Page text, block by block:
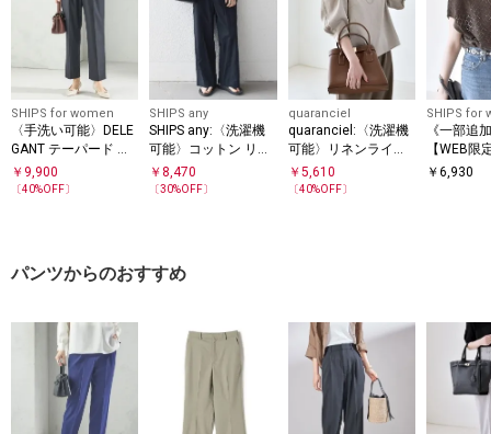
SHIPS for women
〈手洗い可能〉DELE
GANT テーパード パ
ンツ（セットアップ
対応）
￥ 9,900
〔40%OFF〕
SHIPS any
SHIPS any:〈洗濯機
可能〉コットン リネ
ン ペインター ワイド
パンツ
￥8,470
〔30%OFF〕
quaranciel
quaranciel:〈洗濯機
可能〉リネンライク
パフスリーブ クルー
ネック ブラウス
￥ 5,610
〔40%OFF〕
SHIPS for
《一部追
【WEB限
い可能〉
￥6,930
パンツからのおすすめ